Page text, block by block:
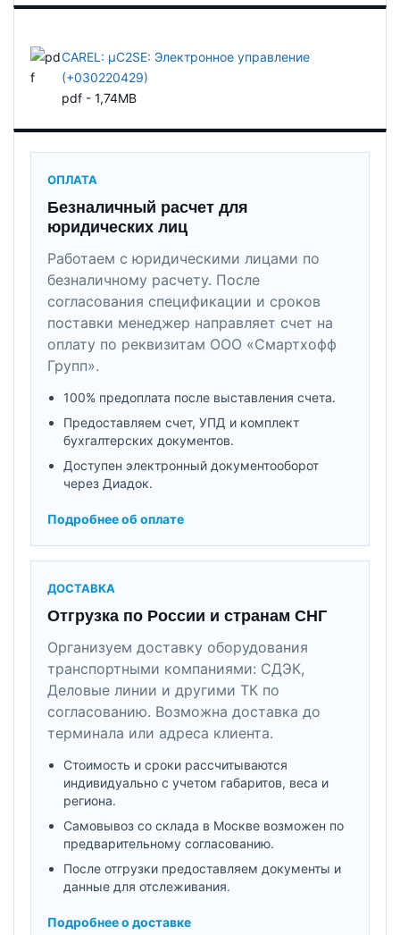
CAREL: μC2SE: Электронное управление
(+030220429)
pdf - 1,74MB
ОПЛАТА
Безналичный расчет для
юридических лиц
Работаем с юридическими лицами по
безналичному расчету. После
согласования спецификации и сроков
поставки менеджер направляет счет на
оплату по реквизитам ООО «Смартхофф
Групп».
100% предоплата после выставления счета.
Предоставляем счет, УПД и комплект
бухгалтерских документов.
Доступен электронный документооборот
через Диадок.
Подробнее об оплате
ДОСТАВКА
Отгрузка по России и странам СНГ
Организуем доставку оборудования
транспортными компаниями: СДЭК,
Деловые линии и другими ТК по
согласованию. Возможна доставка до
терминала или адреса клиента.
Стоимость и сроки рассчитываются
индивидуально с учетом габаритов, веса и
региона.
Самовывоз со склада в Москве возможен по
предварительному согласованию.
После отгрузки предоставляем документы и
данные для отслеживания.
Подробнее о доставке